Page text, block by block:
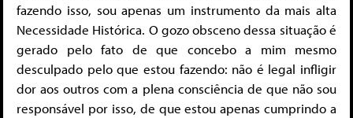
fazendo isso, sou apenas um instrumento da mais alta
Necessidade Histórica. O gozo obsceno dessa situação é
gerado pelo fato de que concebo a mim mesmo
desculpado pelo que estou fazendo: não é legal infligir
dor aos outros com a plena consciência de que não sou
responsável por isso, de que estou apenas cumprindo a